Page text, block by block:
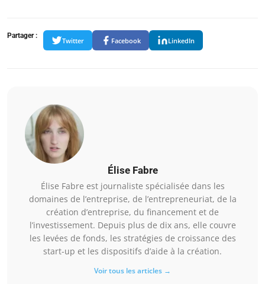
Partager :
Twitter Facebook LinkedIn
Élise Fabre
Élise Fabre est journaliste spécialisée dans les
domaines de l’entreprise, de l’entrepreneuriat, de la
création d’entreprise, du financement et de
l’investissement. Depuis plus de dix ans, elle couvre
les levées de fonds, les stratégies de croissance des
start-up et les dispositifs d’aide à la création.
Voir tous les articles →